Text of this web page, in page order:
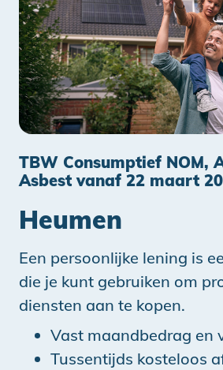
TBW Consumptief NOM,
Asbest vanaf 22 maart
Heumen
Een persoonlijke lening is
die je kunt gebruiken om
diensten aan te kopen.
Vast maandbedrag en
Tussentijds kosteloos